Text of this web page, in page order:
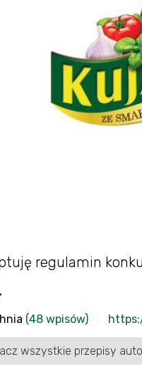
regulamin
(48 wpisów)
wszystkie przepisy